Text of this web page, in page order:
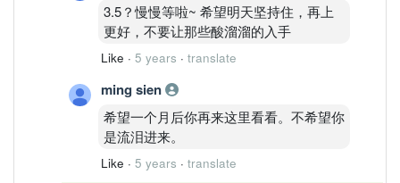
3.5？慢慢等啦~ 希望明天坚持住，再上
更好，不要让那些酸溜溜的入手
Like · 5 years · translate
ming sien
希望一个月后你再来这里看看。不希望你
是流泪进来。
Like · 5 years · translate